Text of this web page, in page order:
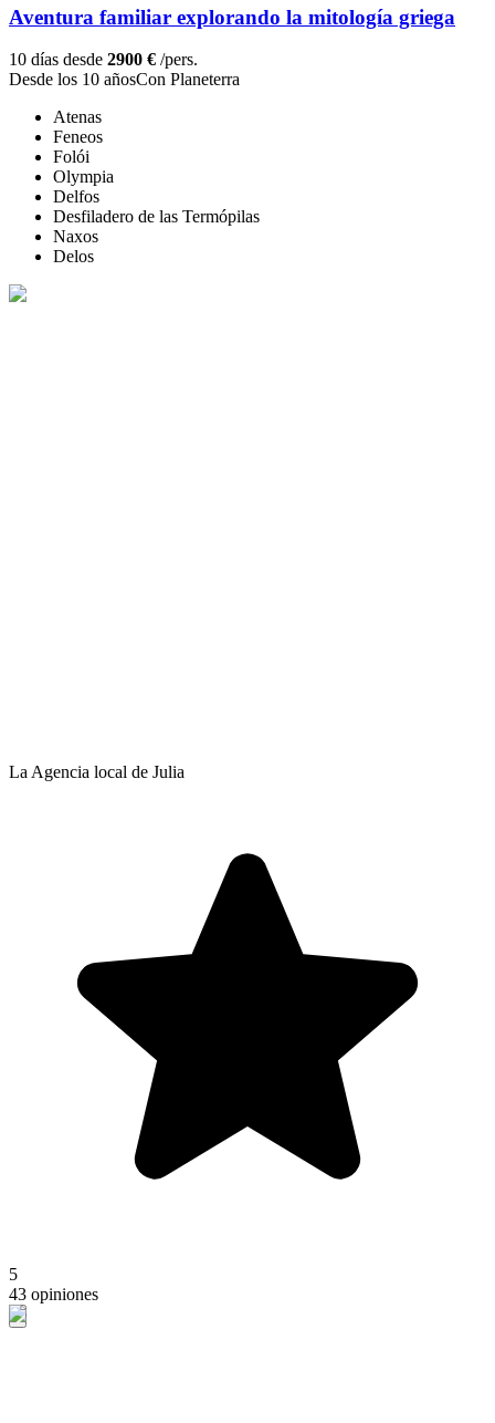
Aventura familiar explorando la mitología griega
10 días desde 2900 € /pers.
Desde los 10 añosCon Planeterra
Atenas
Feneos
Folói
Olympia
Delfos
Desfiladero de las Termópilas
Naxos
Delos
La Agencia local de Julia
5
43 opiniones